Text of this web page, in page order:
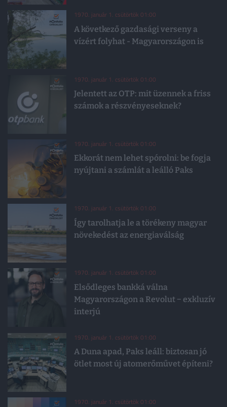
1970. január 1. csütörtök 01:00
A következő gazdasági verseny a
vízért folyhat - Magyarországon is
1970. január 1. csütörtök 01:00
Jelentett az OTP: mit üzennek a friss
számok a részvényeseknek?
1970. január 1. csütörtök 01:00
Ekkorát nem lehet spórolni: be fogja
nyújtani a számlát a leálló Paks
1970. január 1. csütörtök 01:00
Így tarolhatja le a törékeny magyar
növekedést az energiaválság
1970. január 1. csütörtök 01:00
Elsődleges bankká válna
Magyarországon a Revolut − exkluzív
interjú
1970. január 1. csütörtök 01:00
A Duna apad, Paks leáll: biztosan jó
ötlet most új atomerőművet építeni?
1970. január 1. csütörtök 01:00